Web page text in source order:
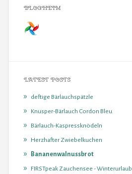
BLOGHEIM
LATEST POSTS
deftige Bärlauchspätzle
Knusper-Bärlauch Cordon Bleu
Bärlauch-Kaspressknödeln
Herzhafter Zwiebelkuchen
Bananenwalnussbrot
FIRSTpeak Zauchensee -